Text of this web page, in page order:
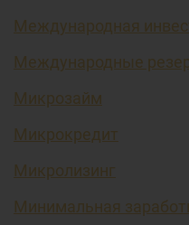
Международная
Международные
Микрозайм
Микрокредит
Микролизинг
Минимальная